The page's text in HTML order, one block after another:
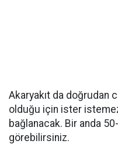
Akaryakıt da doğrudan
olduğu için ister
bağlanacak. Bir anda
görebilirsiniz.